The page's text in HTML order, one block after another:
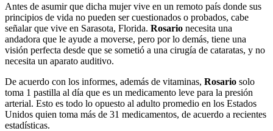
Antes de asumir que dicha mujer vive en un remoto país donde sus
principios de vida no pueden ser cuestionados o probados, cabe
señalar que vive en Sarasota, Florida. Rosario necesita una
andadora que le ayude a moverse, pero por lo demás, tiene una
visión perfecta desde que se sometió a una cirugía de cataratas, y no
necesita un aparato auditivo.
De acuerdo con los informes, además de vitaminas, Rosario solo
toma 1 pastilla al día que es un medicamento leve para la presión
arterial. Esto es todo lo opuesto al adulto promedio en los Estados
Unidos quien toma más de 31 medicamentos, de acuerdo a recientes
estadísticas.